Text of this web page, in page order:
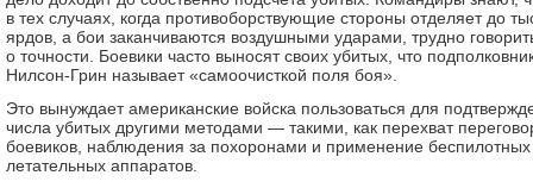
в тех случаях, когда противоборствующие стороны отделяет до
ярдов, а бои заканчиваются воздушными ударами, трудно
о точности. Боевики часто выносят своих убитых, что
Нилсон-Грин называет «самоочисткой поля боя».
Это вынуждает американские войска пользоваться для
числа убитых другими методами — такими, как перехват
боевиков, наблюдения за похоронами и применение беспилотных
летательных аппаратов.